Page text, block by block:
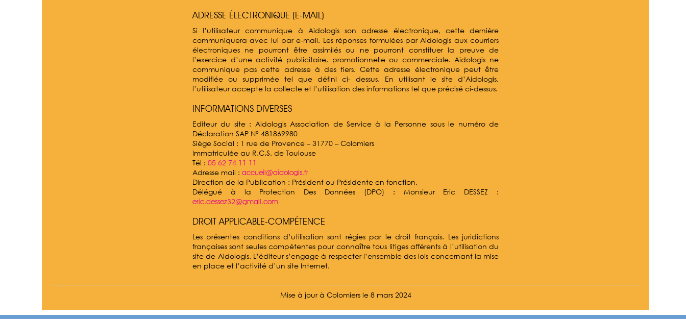
ADRESSE ÉLECTRONIQUE (E-MAIL)
Si l’utilisateur communique à Aidologis son adresse électronique, cette dernière
communiquera avec lui par e-mail. Les réponses formulées par Aidologis aux courriers
électroniques ne pourront être assimilés ou ne pourront constituer la preuve de
l’exercice d’une activité publicitaire, promotionnelle ou commerciale. Aidologis ne
communique pas cette adresse à des tiers. Cette adresse électronique peut être
modifiée ou supprimée tel que défini ci- dessus. En utilisant le site d’Aidologis,
l’utilisateur accepte la collecte et l’utilisation des informations tel que précisé ci-dessus.
INFORMATIONS DIVERSES
Editeur du site : Aidologis Association de Service à la Personne sous le numéro de
Déclaration SAP N° 481869980
Siège Social : 1 rue de Provence – 31770 – Colomiers
Immatriculée au R.C.S. de Toulouse
Tél : 05 62 74 11 11
Adresse mail : accueil@aidologis.fr
Direction de la Publication : Président ou Présidente en fonction.
Délégué à la Protection Des Données (DPO) : Monsieur Eric DESSEZ :
eric.dessez32@gmail.com
DROIT APPLICABLE-COMPÉTENCE
Les présentes conditions d’utilisation sont régies par le droit français. Les juridictions
françaises sont seules compétentes pour connaître tous litiges afférents à l’utilisation du
site de Aidologis. L’éditeur s’engage à respecter l’ensemble des lois concernant la mise
en place et l’activité d’un site Internet.
Mise à jour à Colomiers le 8 mars 2024